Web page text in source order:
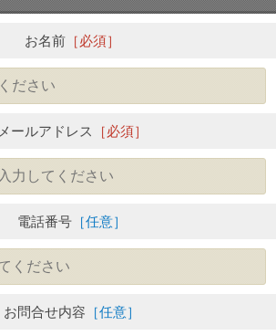
お名前［必須］
メールアドレス ［必須］
電話番号 ［任意］
お問合せ内容 ［任意］